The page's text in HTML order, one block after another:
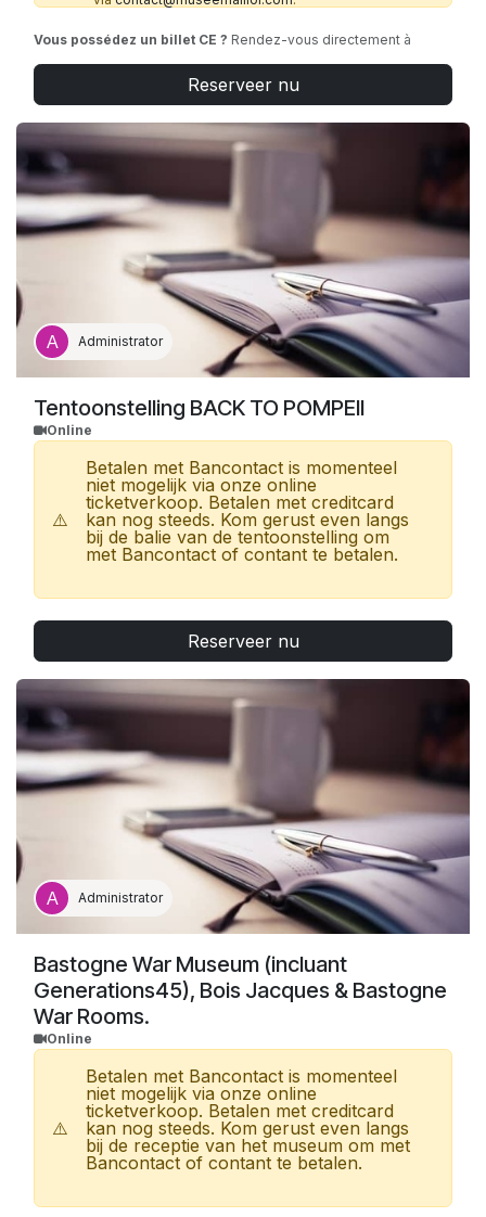
Vous possédez un billet CE ? Rendez-vous directement à
l'accueil de l'exposition avec votre ticket, sans autre réservation.
(directement sur place) : carte ICOM/ICOMOS (sur
accréditée).
Reserveer nu
Administrator
Tentoonstelling BACK TO POMPEII
Online
⚠️
Betalen met Bancontact is momenteel
niet mogelijk via onze online
ticketverkoop. Betalen met creditcard
kan nog steeds. Kom gerust even langs
bij de balie van de tentoonstelling om
met Bancontact of contant te betalen.
verhalen, gladiatorengevechten in virtual reality en
een adembenemende, immersieve show: dit is de
meest complete en intense beleving van de
legendarische Romeinse stad ooit.
TentoonstellingBack to Pompeii, tot en met 26 juli
2026 in Tour & Taxis, Brussel.
Reserveer nu
Administrator
Bastogne War Museum (incluant
Generations45), Bois Jacques & Bastogne
War Rooms.
Online
⚠️
Betalen met Bancontact is momenteel
niet mogelijk via onze online
ticketverkoop. Betalen met creditcard
kan nog steeds. Kom gerust even langs
bij de receptie van het museum om met
Bancontact of contant te betalen.